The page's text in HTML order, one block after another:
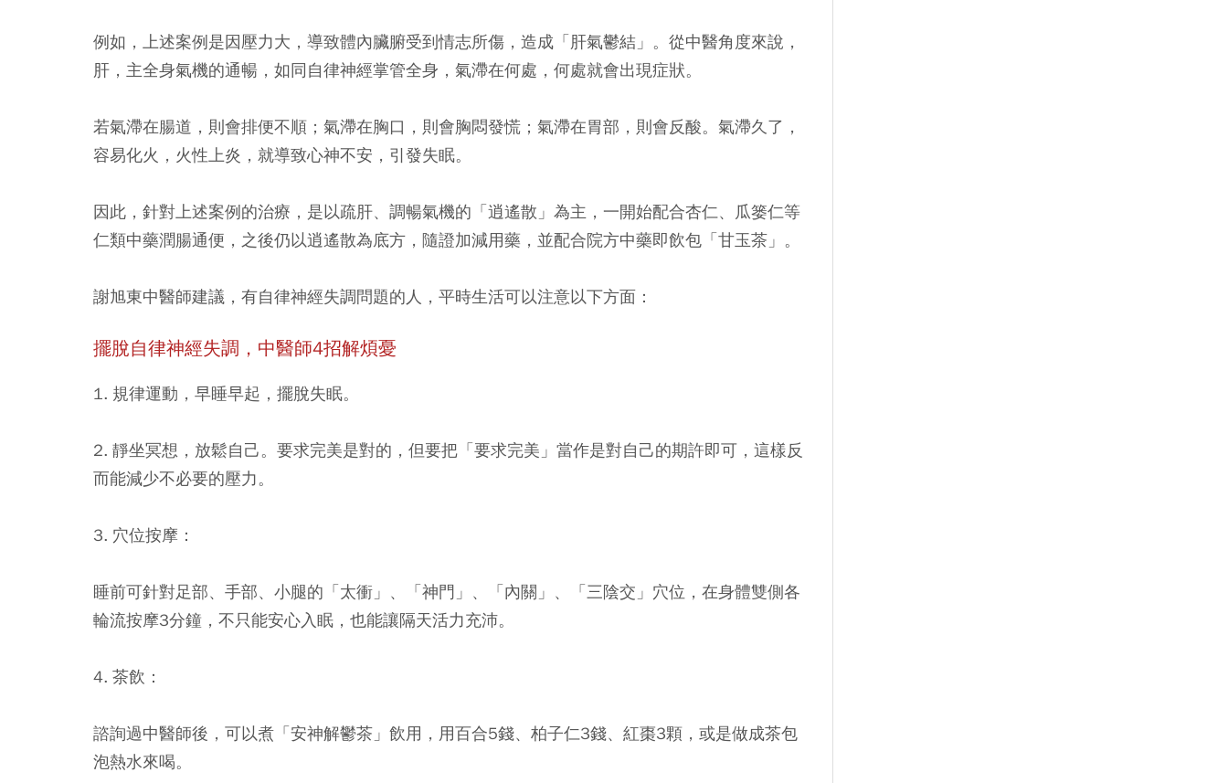
例如，上述案例是因壓力大，導致體內臟腑受到情志所傷，造成「肝氣鬱結」。從中醫角度來說，
肝，主全身氣機的通暢，如同自律神經掌管全身，氣滯在何處，何處就會出現症狀。
若氣滯在腸道，則會排便不順；氣滯在胸口，則會胸悶發慌；氣滯在胃部，則會反酸。氣滯久了，
容易化火，火性上炎，就導致心神不安，引發失眠。
因此，針對上述案例的治療，是以疏肝、調暢氣機的「逍遙散」為主，一開始配合杏仁、瓜篓仁等
仁類中藥潤腸通便，之後仍以逍遙散為底方，隨證加減用藥，並配合院方中藥即飲包「甘玉茶」。
謝旭東中醫師建議，有自律神經失調問題的人，平時生活可以注意以下方面：
擺脫自律神經失調，中醫師4招解煩憂
1. 規律運動，早睡早起，擺脫失眠。
2. 靜坐冥想，放鬆自己。要求完美是對的，但要把「要求完美」當作是對自己的期許即可，這樣反
而能減少不必要的壓力。
3. 穴位按摩：
睡前可針對足部、手部、小腿的「太衝」、「神門」、「內關」、「三陰交」穴位，在身體雙側各
輪流按摩3分鐘，不只能安心入眠，也能讓隔天活力充沛。
4. 茶飲：
諮詢過中醫師後，可以煮「安神解鬱茶」飲用，用百合5錢、柏子仁3錢、紅棗3顆，或是做成茶包
泡熱水來喝。